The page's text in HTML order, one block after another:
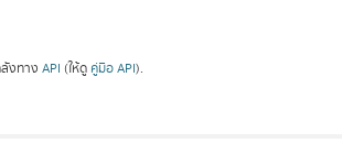
งทาง API (ให้ดู คู่มือ API).